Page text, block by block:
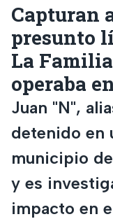
Capturan
presunto
La
operaba
Juan "N",
detenido en
municipio
y es
impacto en